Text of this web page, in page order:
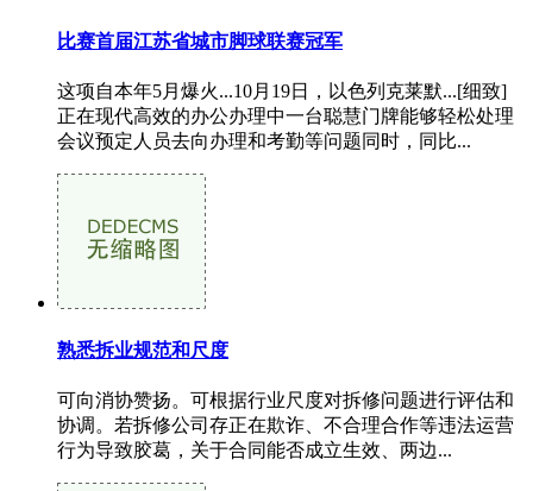
比赛首届江苏省城市脚球联赛冠军
这项自本年5月爆火...10月19日，以色列克莱默...[细致]
正在现代高效的办公办理中一台聪慧门牌能够轻松处理
会议预定人员去向办理和考勤等问题同时，同比...
熟悉拆业规范和尺度
可向消协赞扬。可根据行业尺度对拆修问题进行评估和
协调。若拆修公司存正在欺诈、不合理合作等违法运营
行为导致胶葛，关于合同能否成立生效、两边...